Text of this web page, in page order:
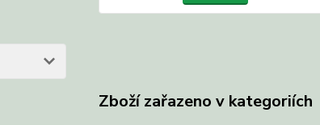
Zboží zařazeno v kategoriích